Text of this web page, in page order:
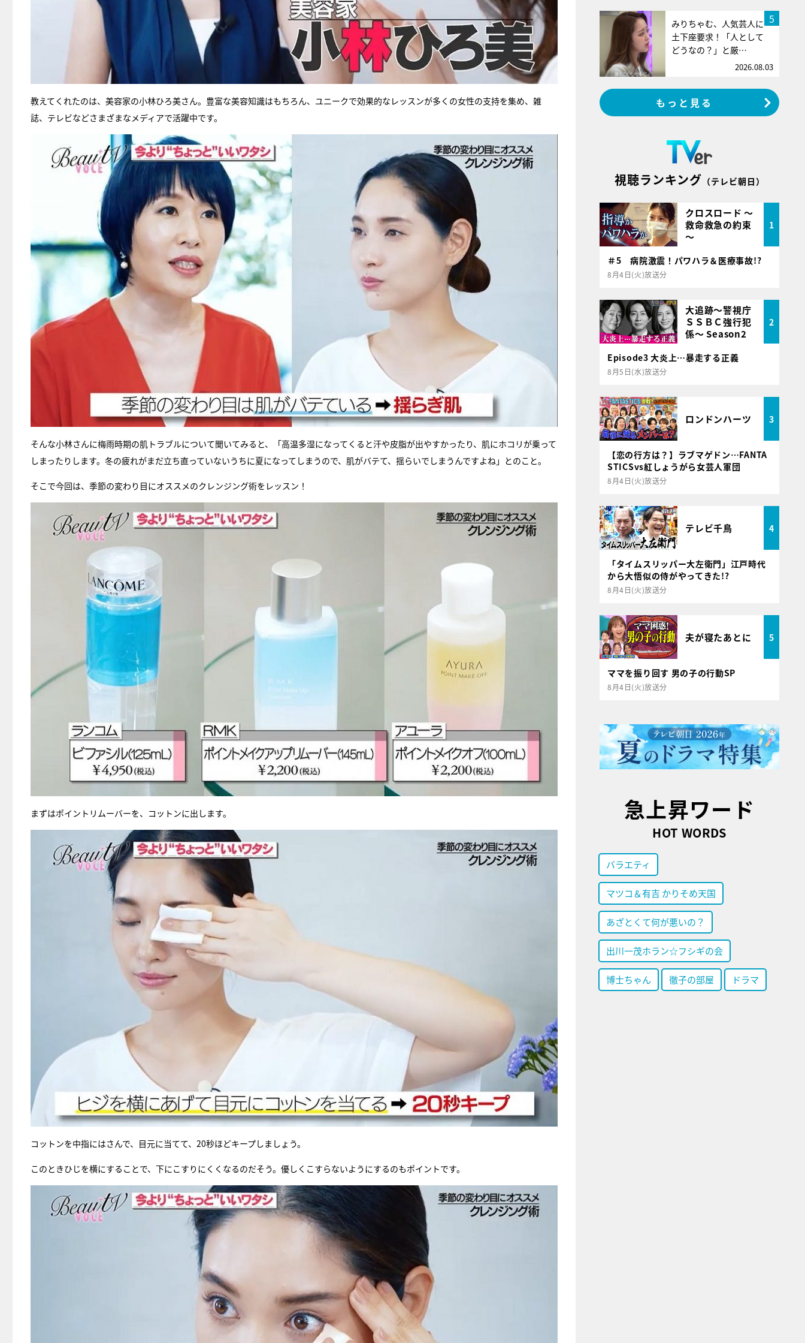
教えてくれたのは、美容家の小林ひろ美さん。豊富な美容知識はもちろん、ユニークで効果的なレッスンが多くの女性の支持を集め、雑
誌、テレビなどさまざまなメディアで活躍中です。
そんな小林さんに梅雨時期の肌トラブルについて聞いてみると、「高温多湿になってくると汗や皮脂が出やすかったり、肌にホコリが乗って
しまったりします。冬の疲れがまだ立ち直っていないうちに夏になってしまうので、肌がバテて、揺らいでしまうんですよね」とのこと。
そこで今回は、季節の変わり目にオススメのクレンジング術をレッスン！
まずはポイントリムーバーを、コットンに出します。
コットンを中指にはさんで、目元に当てて、20秒ほどキープしましょう。
このときひじを横にすることで、下にこすりにくくなるのだそう。優しくこすらないようにするのもポイントです。
5
みりちゃむ、人気芸人に
土下座要求！「人として
どうなの？」と厳…
2026.08.03
もっと見る
視聴ランキング （テレビ朝日）
クロスロード ～
救命救急の約束
～
1
＃5 病院激震！パワハラ＆医療事故!?
8月4日(火)放送分
大追跡～警視庁
ＳＳＢＣ強行犯
係～ Season2
2
Episode3 大炎上…暴走する正義
8月5日(水)放送分
ロンドンハーツ 3
【恋の行方は？】ラブマゲドン…FANTA
STICSvs紅しょうがら女芸人軍団
8月4日(火)放送分
テレビ千鳥 4
「タイムスリッパー大左衛門」江戸時代
から大悟似の侍がやってきた!?
8月4日(火)放送分
夫が寝たあとに 5
ママを振り回す 男の子の行動SP
8月4日(火)放送分
急上昇ワード
HOT WORDS
バラエティ
マツコ＆有吉 かりそめ天国
あざとくて何が悪いの？
出川一茂ホラン☆フシギの会
博士ちゃん 徹子の部屋 ドラマ